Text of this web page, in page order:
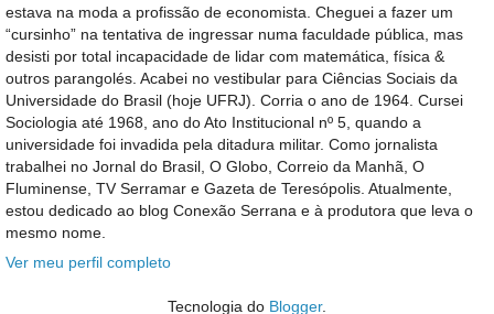
estava na moda a profissão de economista. Cheguei a fazer um
“cursinho” na tentativa de ingressar numa faculdade pública, mas
desisti por total incapacidade de lidar com matemática, física &
outros parangolés. Acabei no vestibular para Ciências Sociais da
Universidade do Brasil (hoje UFRJ). Corria o ano de 1964. Cursei
Sociologia até 1968, ano do Ato Institucional nº 5, quando a
universidade foi invadida pela ditadura militar. Como jornalista
trabalhei no Jornal do Brasil, O Globo, Correio da Manhã, O
Fluminense, TV Serramar e Gazeta de Teresópolis. Atualmente,
estou dedicado ao blog Conexão Serrana e à produtora que leva o
mesmo nome.
Ver meu perfil completo
Tecnologia do Blogger.